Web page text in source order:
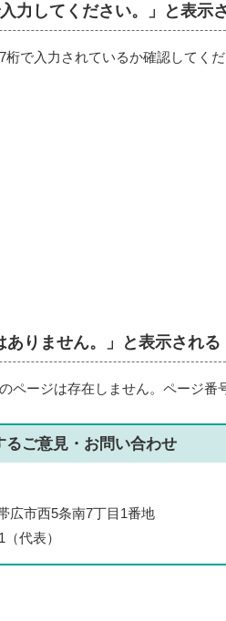
力してください。」と表示
で入力されているか確認してくだ
ありません。」と表示される
ページは存在しません。ページ番
るご意見・お問い合わせ
広市西5条南7丁目1番地
代表）